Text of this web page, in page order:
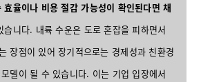
효율이나 비용 절감 가능성이 확인된다면 채
습니다. 내륙 수운은 도로 혼잡을 피하면서
장점이 있어 장기적으로는 경제성과 친환경
델이 될 수 있습니다. 이는 기업 입장에서